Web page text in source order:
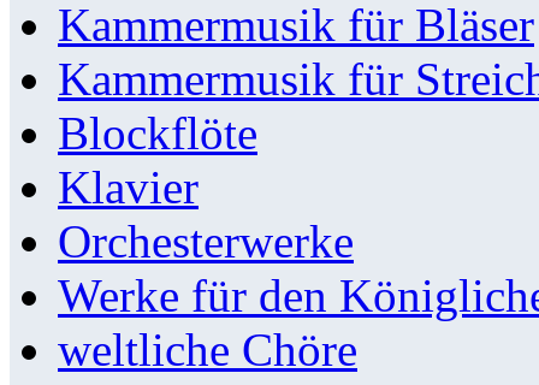
Kammermusik für Bläser
Kammermusik für
Blockflöte
Klavier
Orchesterwerke
Werke für den
weltliche Chöre